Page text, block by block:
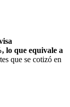
lo que equivale a
que se cotizó en